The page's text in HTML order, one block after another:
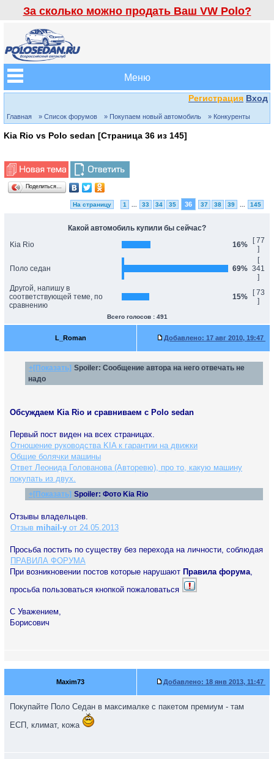
За сколько можно продать Ваш VW Polo?
Меню
Регистрация Вход
Главная » Список форумов » Покупаем новый автомобиль » Конкуренты
Kia Rio vs Polo sedan [Страница 36 из 145]
Поделиться…
На страницу 1 33 34 35 36 37 38 39 145
Какой автомобиль купили бы сейчас?
Kia Rio
16%
[ 77
]
Поло седан 69%
[
341
]
Другой, напишу в
соответствующей теме, по
сравнению
15%
[ 73
]
Всего голосов : 491
L_Roman Добавлено: 17 авг 2010, 19:47
+[Показать] Spoiler: Сообщение автора на него отвечать не
надо
Обсуждаем Kia Rio и сравниваем с Polo sedan
Первый пост виден на всех страницах.
Отношение руководства KIA к гарантии на движки
Общие болячки машины
Ответ Леонида Голованова (Авторевю), про то, какую машину
покупать из двух.
+[Показать] Spoiler: Фото Kia Rio
Отзывы владельцев.
Отзыв mihail-y от 24.05.2013
Просьба постить по существу без перехода на личности, соблюдая
ПРАВИЛА ФОРУМА
При возникновении постов которые нарушают Правила форума,
просьба пользоваться кнопкой пожаловаться
С Уважением,
Борисович
Maxim73 Добавлено: 18 янв 2013, 11:47
Покупайте Поло Седан в максималке с пакетом премиум - там
ЕСП, климат, кожа